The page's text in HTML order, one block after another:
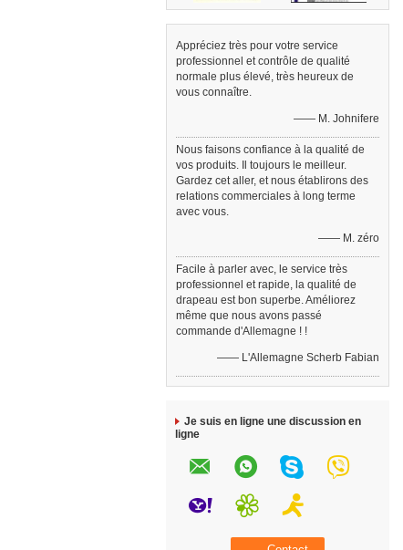
Appréciez très pour votre service
professionnel et contrôle de qualité
normale plus élevé, très heureux de
vous connaître.
—— M. Johnifere
Nous faisons confiance à la qualité de
vos produits. Il toujours le meilleur.
Gardez cet aller, et nous établirons des
relations commerciales à long terme
avec vous.
—— M. zéro
Facile à parler avec, le service très
professionnel et rapide, la qualité de
drapeau est bon superbe. Améliorez
même que nous avons passé
commande d'Allemagne ! !
—— L'Allemagne Scherb Fabian
Je suis en ligne une discussion en
ligne